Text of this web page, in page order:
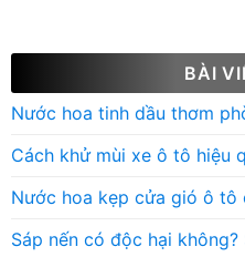
BÀI
Nước hoa tinh dầu thơm
Cách khử mùi xe ô tô hiệu
Nước hoa kẹp cửa gió ô tô
Sáp nến có độc hại